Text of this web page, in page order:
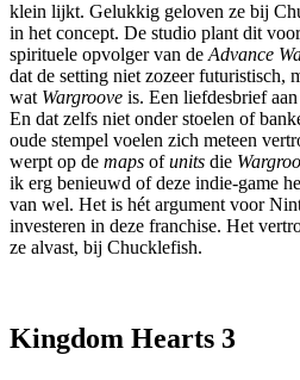
klein lijkt. Gelukkig geloven ze bij
in het concept. De studio plant dit
spirituele opvolger van de Advance
dat de setting niet zozeer futuristisch,
wat Wargroove is. Een liefdesbrief aan
En dat zelfs niet onder stoelen of
oude stempel voelen zich meteen
werpt op de maps ofunits die
ik erg benieuwd of deze indie-game
van wel. Het is hét argument voor
investeren in deze franchise. Het
ze alvast, bij Chucklefish.
Kingdom Hearts 3